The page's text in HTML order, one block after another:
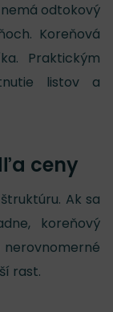
odtokový
Koreňová
Praktickým
listov a
ceny
Ak sa
koreňový
nerovnomerné
rast.